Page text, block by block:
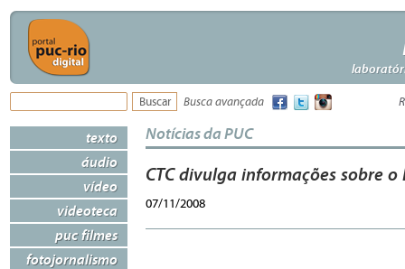
Busca avançada
texto
áudio
vídeo
videoteca
puc filmes
fotojornalismo
Notícias da PUC
CTC divulga informações sobre o
07/11/2008